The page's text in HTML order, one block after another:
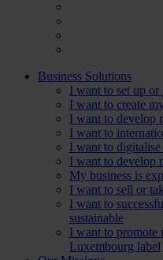
Business Solutions
I want to set up
I want to create
I want to develop
I want to
I want to
I want to develop
My business is
I want to sell or
I want to
sustainable
I want to promote
Luxembourg label